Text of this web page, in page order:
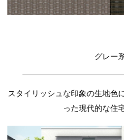
グレー
スタイリッシュな印象の生地色
った現代的な住